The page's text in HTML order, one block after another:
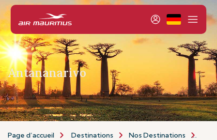
Antananarivo
Page d’accueil Destinations Nos Destinations